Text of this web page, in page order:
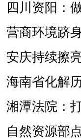
四川资阳：
营商环境跻
安庆持续擦
海南省化解
湘潭法院：
自然资源部